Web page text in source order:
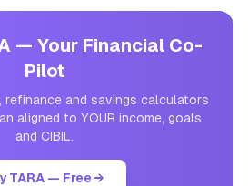
— Your Financial Co-
Pilot
refinance and savings calculators
aligned to YOUR income, goals
and CIBIL.
TARA — Free →